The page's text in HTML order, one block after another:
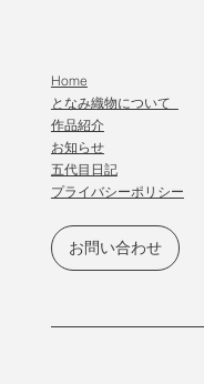
お問い合わせ
Home
となみ織物について
作品紹介
​お知らせ
五代目日記
プライバシーポリシー